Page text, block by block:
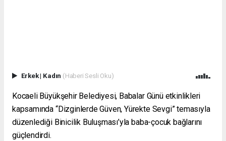
Erkek| Kadın (Haberi Sesli Oku)
Kocaeli Büyükşehir Belediyesi, Babalar Günü etkinlikleri
kapsamında “Dizginlerde Güven, Yürekte Sevgi” temasıyla
düzenlediği Binicilik Buluşması’yla baba-çocuk bağlarını
güçlendirdi.